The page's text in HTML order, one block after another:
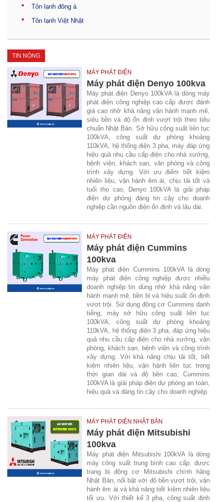
Tôn lạnh đông á
Tôn lạnh Việt Nhật
TIN NÓNG
MÁY PHÁT ĐIỆN
Máy phát điện Denyo 100kva
Máy phát điện Denyo 100kVA là dòng máy
phát điện công nghiệp cao cấp được đánh
giá cao nhờ khả năng vận hành mạnh mẽ,
siêu bền và độ ổn định vượt trội theo tiêu
chuẩn Nhật Bản. Sở hữu công suất liên tục
100kVA, công suất dự phòng khoảng
110kVA, hệ thống điện 3 pha, máy đáp ứng
hiệu quả nhu cầu cấp điện cho nhà xưởng,
bệnh viện, khách sạn, văn phòng và công
trình xây dựng. Với ưu điểm tiết kiệm
nhiên liệu, vận hành êm ái, chịu tải tốt và
tuổi thọ cao, Denyo 100kVA là giải pháp
điện dự phòng đáng tin cậy cho doanh
nghiệp cần nguồn điện ổn định và lâu dài.
MÁY PHÁT ĐIỆN
Máy phát điện Cummins
100kva
Máy phát điện Cummins 100kVA là dòng
máy phát điện công nghiệp được nhiều
doanh nghiệp tin dùng nhờ khả năng vận
hành mạnh mẽ, bền bỉ và hiệu suất ổn định
vượt trội. Sử dụng động cơ Cummins danh
tiếng, máy sở hữu công suất liên tục
100kVA, công suất dự phòng khoảng
110kVA, hệ thống điện 3 pha, đáp ứng hiệu
quả nhu cầu cấp điện cho nhà xưởng, văn
phòng, khách sạn, bệnh viện và công trình
xây dựng. Với khả năng chịu tải tốt, tiết
kiệm nhiên liệu, vận hành liên tục trong
thời gian dài và độ bền cao, Cummins
100kVA là giải pháp điện dự phòng an toàn,
hiệu quả và đáng tin cậy cho doanh nghiệp.
MÁY PHÁT ĐIỆN NHẬT BẢN
Máy phát điện Mitsubishi
100kva
Máy phát điện Mitsubishi 100kVA là dòng
máy công suất trung bình cao cấp, được
trang bị động cơ Mitsubishi chính hãng
Nhật Bản, nổi bật với độ bền vượt trội, vận
hành êm ái và khả năng tiết kiệm nhiên liệu
tối ưu. Với thiết kế 3 pha, công suất định